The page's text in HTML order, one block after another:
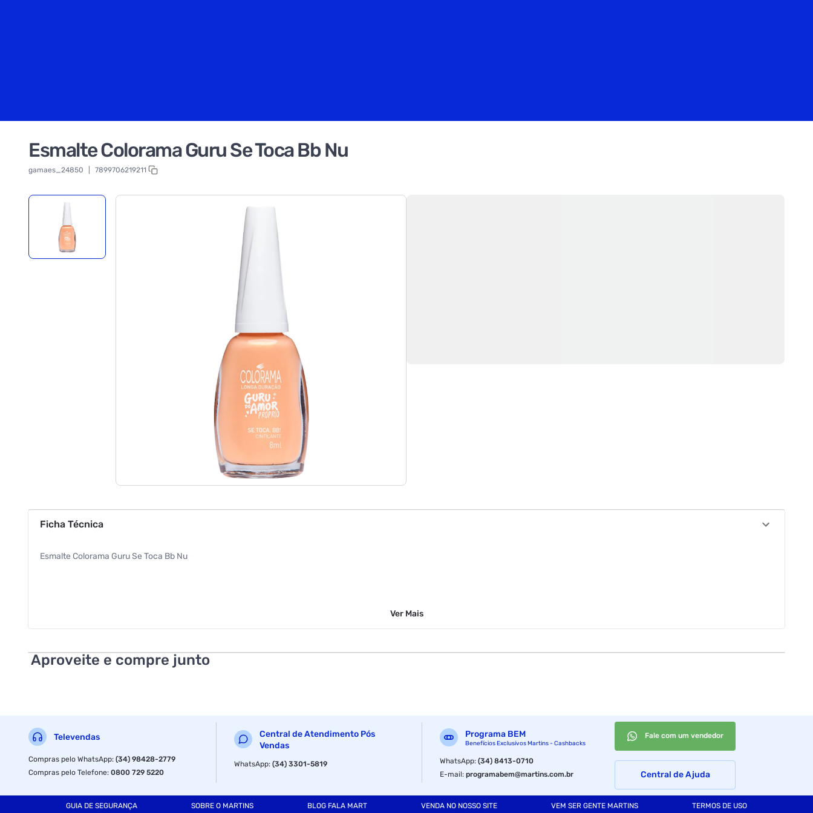
Esmalte Colorama Guru Se Toca Bb Nu
gamaes_24850 7899706219211
Ficha Técnica
Esmalte Colorama Guru Se Toca Bb Nu
Ver Mais
Aproveite e compre junto
Televendas
Compras pelo WhatsApp:(34) 98428-2779
Compras pelo Telefone:0800 729 5220
Central de Atendimento Pós
Vendas
WhatsApp:(34) 3301-5819
Programa BEM
Benefícios Exclusivos Martins - Cashbacks
WhatsApp:(34) 8413-0710
E-mail:programabem@martins.com.br
Fale com um vendedor
Central de Ajuda
GUIA DE SEGURANÇA SOBRE O MARTINS BLOG FALA MART VENDA NO NOSSO SITE VEM SER GENTE MARTINS TERMOS DE USO